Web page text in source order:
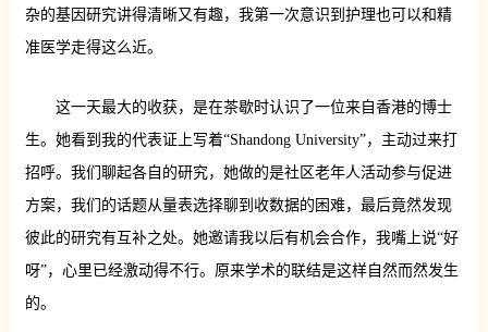
杂的基因研究讲得清晰又有趣，我第一次意识到护理也可以和精
准医学走得这么近。
这一天最大的收获，是在茶歇时认识了一位来自香港的博士
生。她看到我的代表证上写着“Shandong University”，主动过来打
招呼。我们聊起各自的研究，她做的是社区老年人活动参与促进
方案，我们的话题从量表选择聊到收数据的困难，最后竟然发现
彼此的研究有互补之处。她邀请我以后有机会合作，我嘴上说“好
呀”，心里已经激动得不行。原来学术的联结是这样自然而然发生
的。